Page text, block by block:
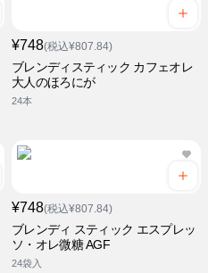
¥748(税込¥807.84)
ブレンディスティック カフェオレ
大人のほろにが
24本
¥748(税込¥807.84)
ブレンディ スティック エスプレッ
ソ・オレ微糖 AGF
24袋入